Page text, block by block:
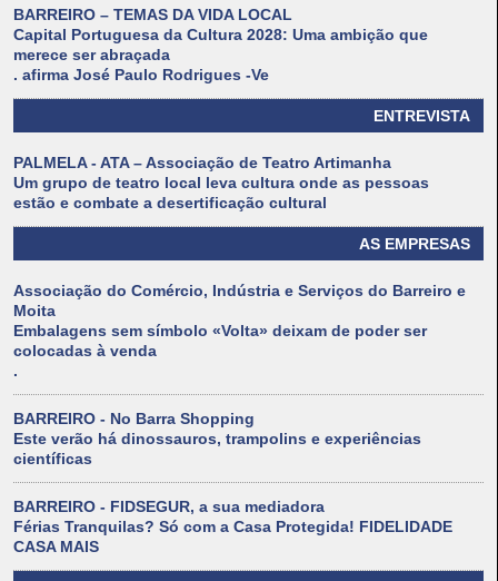
BARREIRO – TEMAS DA VIDA LOCAL
Capital Portuguesa da Cultura 2028: Uma ambição que
merece ser abraçada
. afirma José Paulo Rodrigues -Ve
ENTREVISTA
PALMELA - ATA – Associação de Teatro Artimanha
Um grupo de teatro local leva cultura onde as pessoas
estão e combate a desertificação cultural
AS EMPRESAS
Associação do Comércio, Indústria e Serviços do Barreiro e
Moita
Embalagens sem símbolo «Volta» deixam de poder ser
colocadas à venda
.
BARREIRO - No Barra Shopping
Este verão há dinossauros, trampolins e experiências
científicas
BARREIRO - FIDSEGUR, a sua mediadora
Férias Tranquilas? Só com a Casa Protegida! FIDELIDADE
CASA MAIS